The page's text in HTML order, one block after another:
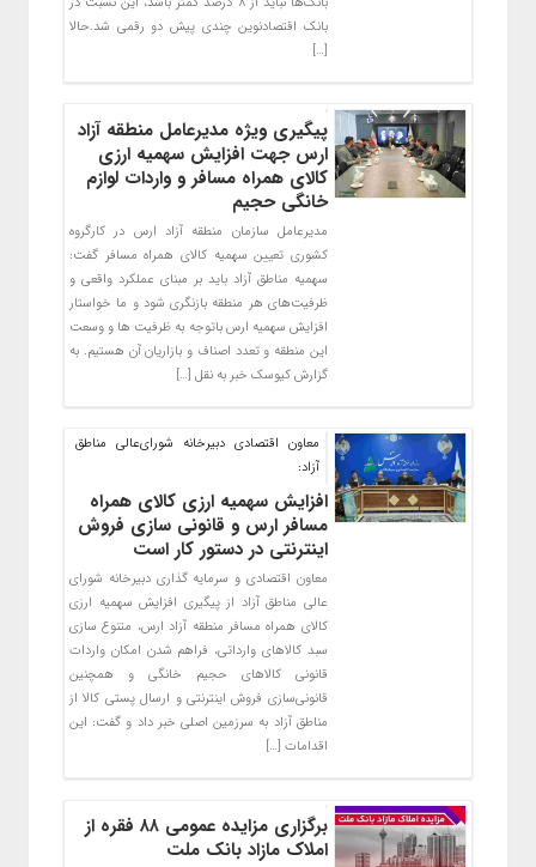
بانک اقتصادنوین چندی پیش دو رقمی شد.حالا
[…]
پیگیری ویژه مدیرعامل منطقه آزاد
ارس جهت افزایش سهمیه ارزی
کالای همراه مسافر و واردات لوازم
خانگی حجیم
مدیرعامل سازمان منطقه آزاد ارس در کارگروه
کشوری تعیین سهمیه کالای همراه مسافر گفت:
سهمیه مناطق آزاد باید بر مبنای عملکرد واقعی و
ظرفیت‌های هر منطقه بازنگری شود و ما خواستار
افزایش سهمیه ارس باتوجه به ظرفیت ها و وسعت
این منطقه و تعدد اصناف و بازاریان آن هستیم. به
گزارش کیوسک خبر به نقل […]
معاون اقتصادی دبیرخانه شورای‌عالی مناطق
آزاد:
افزایش سهمیه ارزی کالای همراه
مسافر ارس و قانونی‌ سازی فروش
اینترنتی در دستور کار است
معاون اقتصادی و سرمایه‌ گذاری دبیرخانه شورای‌
عالی مناطق آزاد از پیگیری افزایش سهمیه ارزی
کالای همراه مسافر منطقه آزاد ارس، متنوع‌ سازی
سبد کالاهای وارداتی، فراهم شدن امکان واردات
قانونی کالاهای حجیم خانگی و همچنین
قانونی‌سازی فروش اینترنتی و ارسال پستی کالا از
مناطق آزاد به سرزمین اصلی خبر داد و گفت: این
اقدامات […]
برگزاری مزایده عمومی ۸۸ فقره از
املاک مازاد بانک ملت